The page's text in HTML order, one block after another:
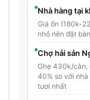
Nhà hàng tại
Giá ổn (180k-
nhỏ nên đặt
Chợ hải sản
Ghẹ 430k/cân,
40% so với nhà
tươi nhất